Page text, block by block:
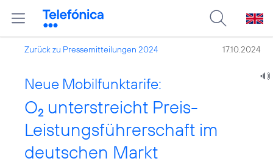
Zurück zu Pressemitteilungen 2024 17.10.2024
Neue Mobilfunktarife:
O2 unterstreicht Preis-
Leistungsführerschaft im
deutschen Markt